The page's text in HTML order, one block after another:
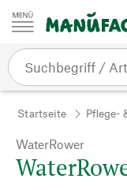
Zum Inhalt springen
Startseite Pflege-
WaterRower